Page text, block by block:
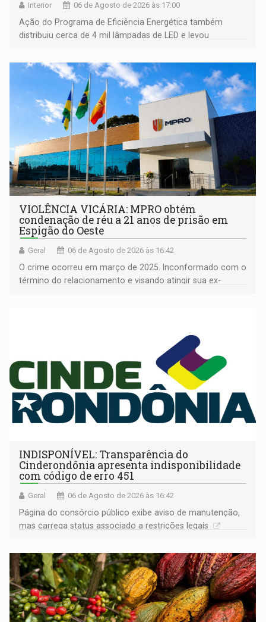
Interior 06 de Agosto de 2026 às 17:00
Ação do Programa de Eficiência Energética também
distribuiu cerca de 4 mil lâmpadas de LED e levou
comunidade
VIOLÊNCIA VICÁRIA: MPRO obtém
condenação de réu a 21 anos de prisão em
Espigão do Oeste
Geral 06 de Agosto de 2026 às 16:42
O crime ocorreu em março de 2025. Inconformado com o
término do relacionamento e visando atingir sua ex-
INDISPONÍVEL: Transparência do
Cinderondônia apresenta indisponibilidade
com código de erro 451
Geral 06 de Agosto de 2026 às 16:42
Página do consórcio público exibe aviso de manutenção,
mas carrega status associado a restrições legais